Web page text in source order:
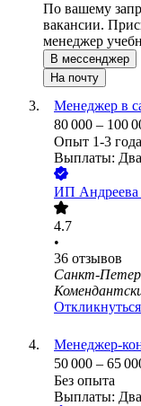
По вашему
вакансии.
менеджер
В мессенджер
На почту
Менеджер в
80 000 – 100
Опыт 1-3 года
Выплаты: Два
ИП
4.7
•
36 отзывов
Санкт-
Откликнуться
Менеджер-
50 000 – 65
Без опыта
Выплаты: Два